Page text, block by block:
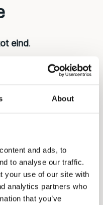
About
and ads, to
to analyse our traffic.
your use of our site with
analytics partners who
that you’ve
eind.
Elke oplossing
wat wil je meten,
overwegingen
kosten.
voor het